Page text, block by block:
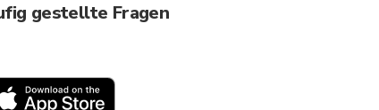
gestellte Fragen